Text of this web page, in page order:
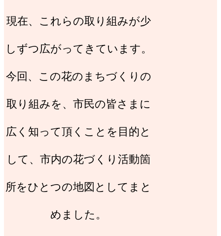
現在、これらの取り組みが少
しずつ広がってきています。
今回、この花のまちづくりの
取り組みを、市民の皆さまに
広く知って頂くことを目的と
して、市内の花づくり活動箇
所をひとつの地図としてまと
めました。